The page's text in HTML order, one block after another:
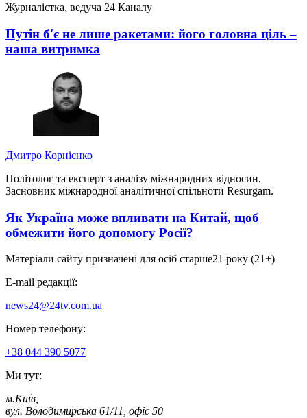
Журналістка, ведуча 24 Каналу
Путін б'є не лише ракетами: його головна ціль –
наша витримка
Дмитро Корнієнко
Політолог та експерт з аналізу міжнародних відносин.
Засновник міжнародної аналітичної спільноти Resurgam.
Як Україна може впливати на Китай, щоб
обмежити його допомогу Росії?
Матеріали сайту призначені для осіб старше21 року (21+)
E-mail редакції:
news24@24tv.com.ua
Номер телефону:
+38 044 390 5077
Ми тут:
м.Київ
вул. Володимирська 61/11, офіс 50